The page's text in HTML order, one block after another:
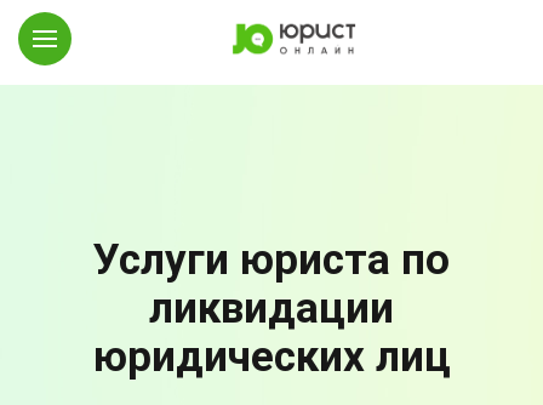
Услуги юриста по
ликвидации
юридических лиц